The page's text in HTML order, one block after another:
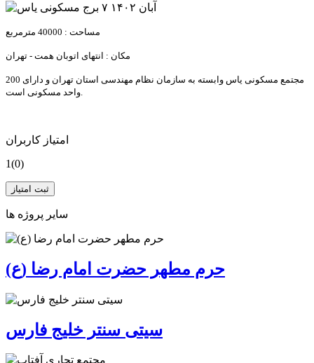
۷ آبان ۱۴۰۲
مساحت : 40000 مترمربع
مکان : انتهای اتوبان همت - تهران
مجتمع مسکونی یاس وابسته به سازمان نظام مهندسی استان تهران و دارای 200
امتیاز کاربران
1(0)
ثبت امتیاز
سایر پروژه ها
حرم مطهر حضرت امام رضا (ع)
سیتی سنتر خلیج فارس